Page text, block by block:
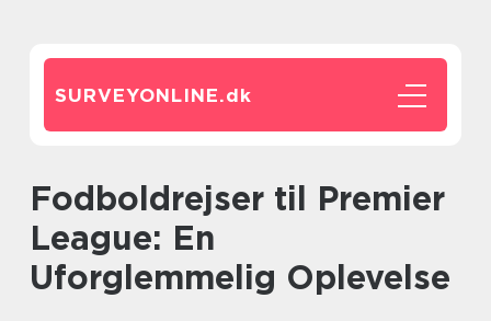
SURVEYONLINE.dk
Fodboldrejser til Premier
League: En
Uforglemmelig Oplevelse